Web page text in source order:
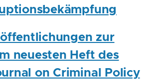
zur
neuesten Heft des
on Criminal Policy